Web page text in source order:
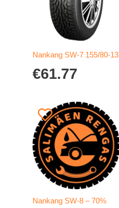
Nankang SW-7 155/80-13
€61.77
Nankang SW-8 – 70%